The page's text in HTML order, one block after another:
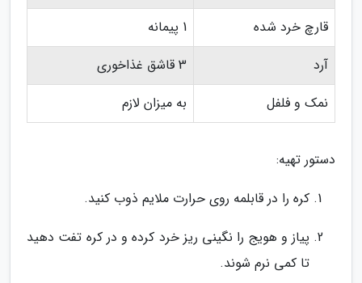
قارچ خرد شده
1 پیمانه
آرد
3 قاشق غذاخوری
نمک و فلفل
به میزان لازم
دستور تهیه:
کره را در قابلمه روی حرارت ملایم ذوب کنید.
پیاز و هویج را نگینی ریز خرد کرده و در کره تفت دهید
تا کمی نرم شوند.